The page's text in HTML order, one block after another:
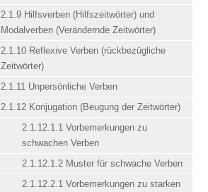
2.1.9 Hilfsverben (Hilfszeitwörter) und
Modalverben (Verändernde Zeitwörter)
2.1.10 Reflexive Verben (rückbezügliche
Zeitwörter)
2.1.11 Unpersönliche Verben
2.1.12 Konjugation (Beugung der Zeitwörter)
2.1.12.1.1 Vorbemerkungen zu
schwachen Verben
2.1.12.1.2 Muster für schwache Verben
2.1.12.2.1 Vorbemerkungen zu starken